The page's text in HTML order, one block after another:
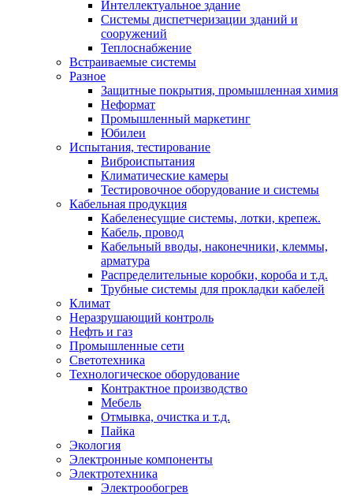
Интеллектуальное здание
Системы диспетчеризации зданий и
сооружений
Теплоснабжение
Встраиваемые системы
Разное
Защитные покрытия, промышленная химия
Неформат
Промышленный маркетинг
Юбилеи
Испытания, тестирование
Виброиспытания
Климатические камеры
Тестировочное оборудование и системы
Кабельная продукция
Кабеленесущие системы, лотки, крепеж.
Кабель, провод
Кабельный вводы, наконечники, клеммы,
арматура
Распределительные коробки, короба и т.д.
Трубные системы для прокладки кабелей
Климат
Неразрушающий контроль
Нефть и газ
Промышленные сети
Светотехника
Технологическое оборудование
Контрактное производство
Мебель
Отмывка, очистка и т.д.
Пайка
Экология
Электронные компоненты
Электротехника
Электрообогрев